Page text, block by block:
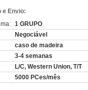
e Envio:
1 GRUPO
Negociável
caso de madeira
3-4 semanas
L/C, Western Union, T/T
5000 PCes/mês